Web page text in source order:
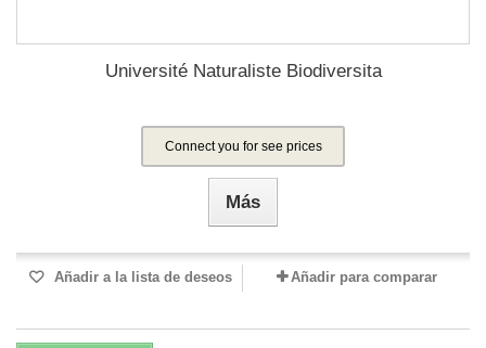
Université Naturaliste Biodiversita
Connect you for see prices
Más
Añadir a la lista de deseos Añadir para comparar